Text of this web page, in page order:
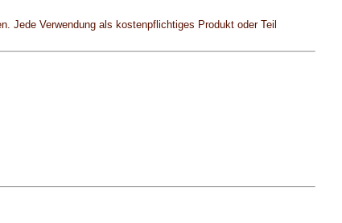
Jede Verwendung als kostenpflichtiges Produkt oder Teil